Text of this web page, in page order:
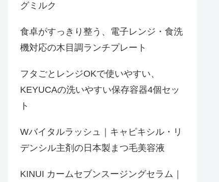
グミルク
食卓がすっきり整う、電子レンジ・食洗
機対応の木目調ランチプレート
フタごとレンジOKで使いやすい、
KEYUCAの洗いやすい保存容器4個セッ
ト
Wバイタルラッシュ｜キャピキシル・リ
デンシル主剤の日本製まつ毛美容液
KINUI カームセブンスージングセラム｜